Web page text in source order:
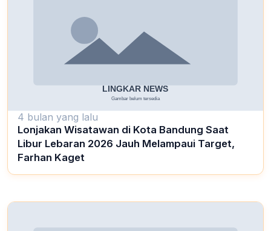
4 bulan yang lalu
Lonjakan Wisatawan di Kota Bandung Saat
Libur Lebaran 2026 Jauh Melampaui Target,
Farhan Kaget